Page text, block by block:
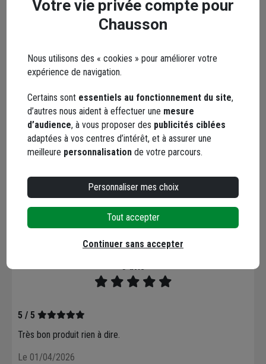
Points forts
Documents
Avis clientsSeuls les clients ayant commandé ce produit
peuvent laisser un commentaire
5,0 / 5
3 avis
5 / 5
Très bon produit rien à dire.
Le 01/04/2026
Votre vie privée compte pour
Chausson
Nous utilisons des « cookies » pour améliorer votre
expérience de navigation.
Certains sont essentiels au fonctionnement du site,
d’autres nous aident à effectuer une mesure
d’audience, à vous proposer des publicités ciblées
adaptées à vos centres d’intérêt, et à assurer une
meilleure personnalisation de votre parcours.
Personnaliser mes choix
Tout accepter
Continuer sans accepter